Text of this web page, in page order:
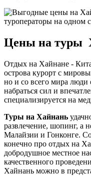
Цены на туры
Отдых на Хайнане -
острова курорт с
но и со всего мира люди
набраться сил и
специализируется на
Туры на Хайнань
развлечение, шопинг, а
Малайзии и Гонконге.
конечно про отдых на
добродушное местное
качественного
Хайнань можно в